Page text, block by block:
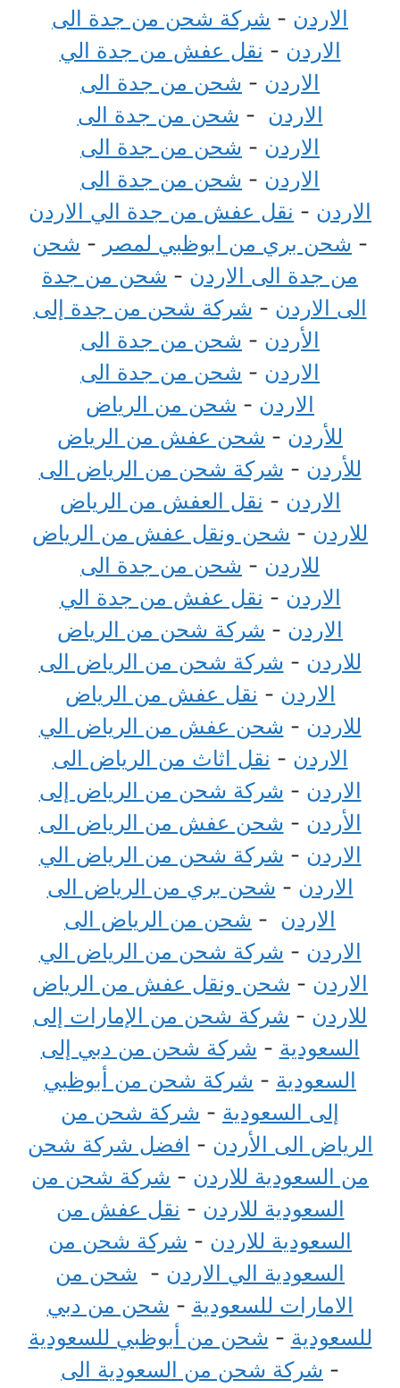
الاردن - شركة شحن من جدة الى
الاردن - نقل عفش من جدة الي
الاردن - شحن من جدة الى
الاردن - شحن من جدة الى
الاردن - شحن من جدة الى
الاردن - شحن من جدة الى
الاردن - نقل عفش من جدة الي الاردن
- شحن بري من ابوظبي لمصر - شحن
من جدة الى الاردن - شحن من جدة
الى الاردن - شركة شحن من جدة إلى
الأردن - شحن من جدة الى
الاردن - شحن من جدة الى
الاردن - شحن من الرياض
للأردن - شحن عفش من الرياض
للأردن - شركة شحن من الرياض الى
الاردن - نقل العفش من الرياض
للاردن - شحن ونقل عفش من الرياض
للاردن - شحن من جدة الى
الاردن - نقل عفش من جدة الي
الاردن - شركة شحن من الرياض
للاردن - شركة شحن من الرياض الى
الاردن - نقل عفش من الرياض
للاردن - شحن عفش من الرياض الي
الاردن - نقل اثاث من الرياض الى
الاردن - شركة شحن من الرياض إلى
الأردن - شحن عفش من الرياض الى
الاردن - شركة شحن من الرياض الي
الاردن - شحن بري من الرياض الى
الاردن - شحن من الرياض الى
الاردن - شركة شحن من الرياض الي
الاردن - شحن ونقل عفش من الرياض
للاردن - شركة شحن من الإمارات إلى
السعودية - شركة شحن من دبي إلى
السعودية - شركة شحن من أبوظبي
إلى السعودية - شركة شحن من
الرياض الى الأردن - افضل شركة شحن
من السعودية للاردن - شركة شحن من
السعودية للاردن - نقل عفش من
السعودية للاردن - شركة شحن من
السعودية الي الاردن - شحن من
الامارات للسعودية - شحن من دبي
للسعودية - شحن من أبوظبي للسعودية
- شركة شحن من السعودية الى